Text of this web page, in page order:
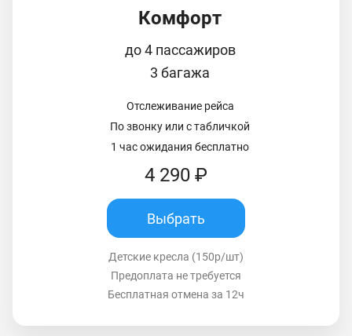
Комфорт
до 4 пассажиров
3 багажа
Отслеживание рейса
По звонку или с табличкой
1 час ожидания бесплатно
4 290 ₽
Выбрать
Детские кресла (150р/шт)
Предоплата не требуется
Бесплатная отмена за 12ч